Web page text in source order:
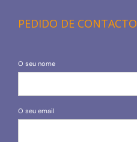
PEDIDO DE CONTACTO
O seu nome
O seu email